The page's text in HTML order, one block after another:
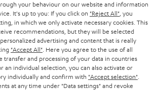
your behaviour on our website and information
It's up to you: If you click on "Reject All" , you
in which we only activate necessary cookies. This
recommendations, but they will be selected
advertising and content that is really
"Accept All" . Here you agree to the use of all
transfer and processing of your data in countries
an individual selection, you can also activate or
individually and confirm with "Accept selection"
at any time under "Data settings" and revoke